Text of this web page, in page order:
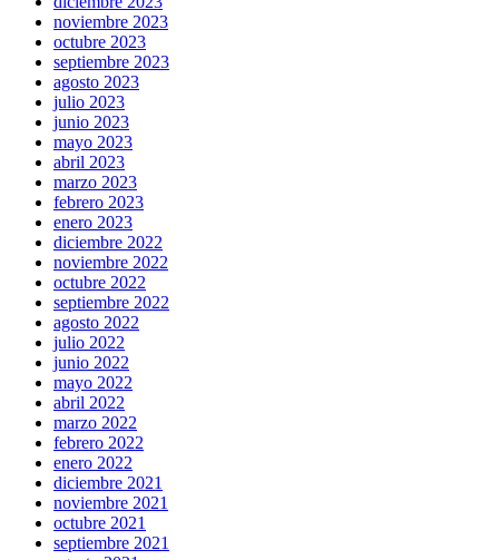
noviembre 2023
octubre 2023
septiembre 2023
agosto 2023
julio 2023
junio 2023
mayo 2023
abril 2023
marzo 2023
febrero 2023
enero 2023
diciembre 2022
noviembre 2022
octubre 2022
septiembre 2022
agosto 2022
julio 2022
junio 2022
mayo 2022
abril 2022
marzo 2022
febrero 2022
enero 2022
diciembre 2021
noviembre 2021
octubre 2021
septiembre 2021